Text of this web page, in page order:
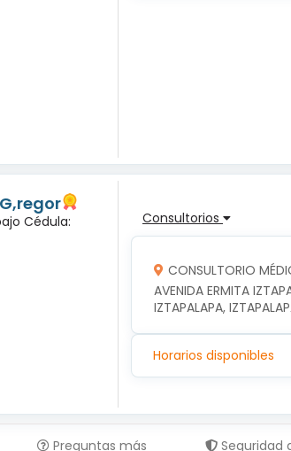
Cédula:
Consultorios
CONSULTORIO
AVENIDA ERMITA
IZTAPALAPA,
Horarios disponibles
Preguntas más Seguridad